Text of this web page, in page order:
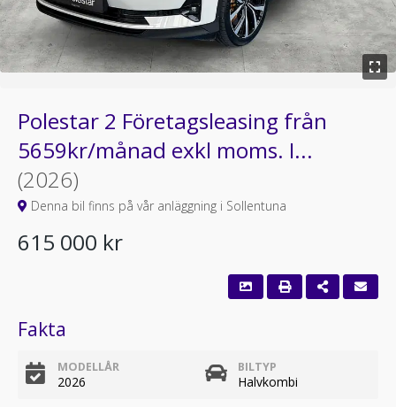
Polestar 2 Företagsleasing från
5659kr/månad exkl moms. I...
(2026)
Denna bil finns på vår anläggning i Sollentuna
615 000 kr
Fakta
MODELLÅR
2026
BILTYP
Halvkombi